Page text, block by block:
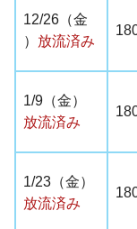
12/26（金
） 放流済み
1/9 （金）
放流済み
1/23 （金）
放流済み